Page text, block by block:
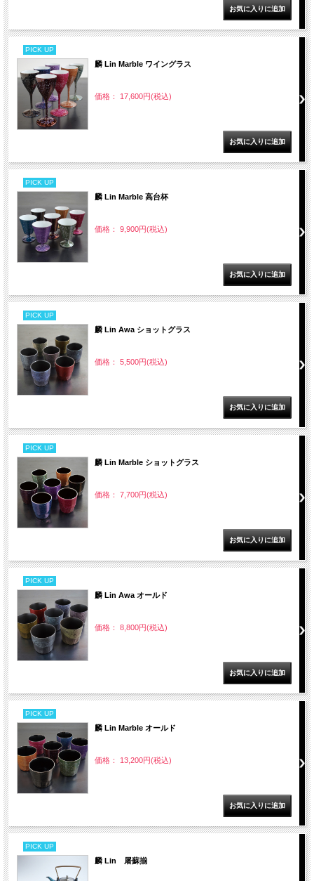
PICK UP
麟 Lin Marble ワイングラス
価格： 17,600円(税込)
PICK UP
麟 Lin Marble 高台杯
価格： 9,900円(税込)
PICK UP
麟 Lin Awa ショットグラス
価格： 5,500円(税込)
PICK UP
麟 Lin Marble ショットグラス
価格： 7,700円(税込)
PICK UP
麟 Lin Awa オールド
価格： 8,800円(税込)
PICK UP
麟 Lin Marble オールド
価格： 13,200円(税込)
PICK UP
麟 Lin 屠蘇揃